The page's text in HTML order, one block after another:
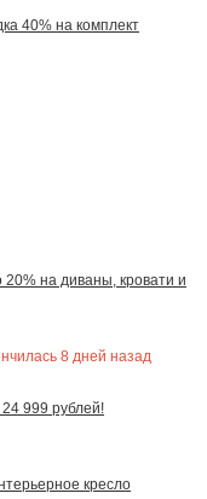
40% на комплект
на диваны, кровати и
8 дней назад
999 рублей!
кресло